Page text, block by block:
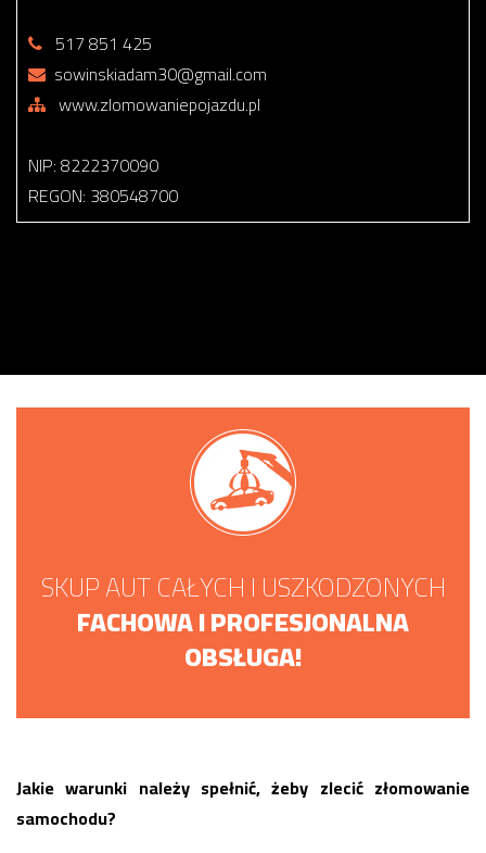
517 851 425
sowinskiadam30@gmail.com
www.zlomowaniepojazdu.pl
NIP: 8222370090
REGON: 380548700
SKUP AUT CAŁYCH I USZKODZONYCH
FACHOWA I PROFESJONALNA
OBSŁUGA!
Jakie warunki należy spełnić, żeby zlecić złomowanie
samochodu?